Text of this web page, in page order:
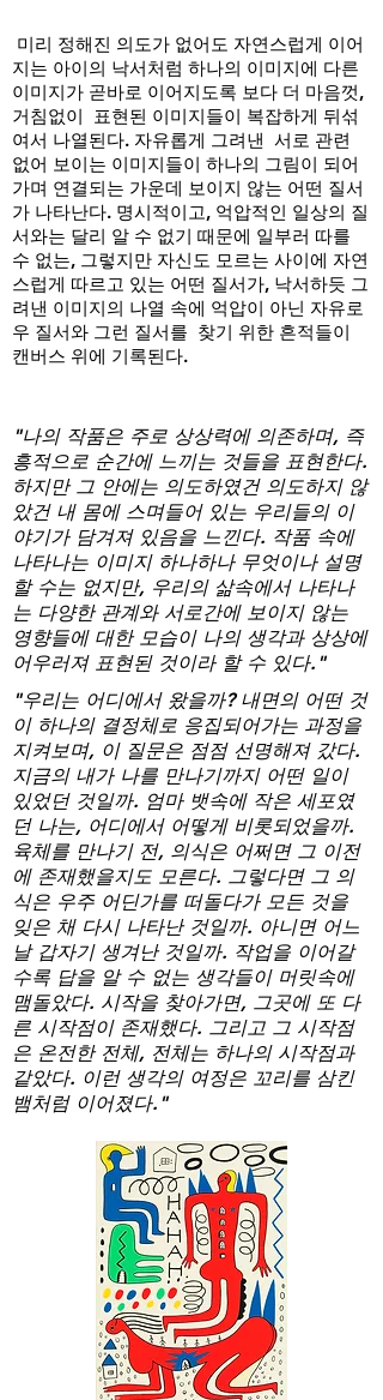
미리 정해진 의도가 없어도 자연스럽게 이어
지는 아이의 낙서처럼 하나의 이미지에 다른
이미지가 곧바로 이어지도록 보다 더 마음껏,
거침없이 표현된 이미지들이 복잡하게 뒤섞
여서 나열된다. 자유롭게 그려낸 서로 관련
없어 보이는 이미지들이 하나의 그림이 되어
가며 연결되는 가운데 보이지 않는 어떤 질서
가 나타난다. 명시적이고, 억압적인 일상의 질
서와는 달리 알 수 없기 때문에 일부러 따를
수 없는, 그렇지만 자신도 모르는 사이에 자연
스럽게 따르고 있는 어떤 질서가, 낙서하듯 그
려낸 이미지의 나열 속에 억압이 아닌 자유로
우 질서와 그런 질서를 찾기 위한 흔적들이
캔버스 위에 기록된다.
"나의 작품은 주로 상상력에 의존하며, 즉
흥적으로 순간에 느끼는 것들을 표현한다.
하지만 그 안에는 의도하였건 의도하지 않
았건 내 몸에 스며들어 있는 우리들의 이
야기가 담겨져 있음을 느낀다. 작품 속에
나타나는 이미지 하나하나 무엇이나 설명
할 수는 없지만, 우리의 삶속에서 나타나
는 다양한 관계와 서로간에 보이지 않는
영향들에 대한 모습이 나의 생각과 상상에
어우러져 표현된 것이라 할 수 있다."
"우리는 어디에서 왔을까? 내면의 어떤 것
이 하나의 결정체로 응집되어가는 과정을
지켜보며, 이 질문은 점점 선명해져 갔다.
지금의 내가 나를 만나기까지 어떤 일이
있었던 것일까. 엄마 뱃속에 작은 세포였
던 나는, 어디에서 어떻게 비롯되었을까.
육체를 만나기 전, 의식은 어쩌면 그 이전
에 존재했을지도 모른다. 그렇다면 그 의
식은 우주 어딘가를 떠돌다가 모든 것을
잊은 채 다시 나타난 것일까. 아니면 어느
날 갑자기 생겨난 것일까. 작업을 이어갈
수록 답을 알 수 없는 생각들이 머릿속에
맴돌았다. 시작을 찾아가면, 그곳에 또 다
른 시작점이 존재했다. 그리고 그 시작점
은 온전한 전체, 전체는 하나의 시작점과
같았다. 이런 생각의 여정은 꼬리를 삼킨
뱀처럼 이어졌다."